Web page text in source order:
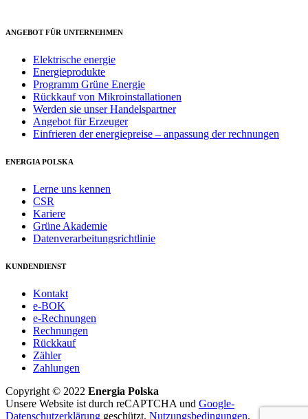
ANGEBOT FÜR UNTERNEHMEN
Elektrische energie
Energieprodukte
Programm Grüne Energie
Rückkauf von Mikroinstallationen
Werden sie unser Handelspartner
Angebot für Erzeuger
Einfrieren der energiepreise – anpassung der rechnungen
ENERGIA POLSKA
Lerne uns kennen
CSR
Kariere
Grüne Akademie
Datenverarbeitungsrichtlinie
KUNDENDIENST
Kontakt
e-BOK
e-Rechnungen
Rechnungen
Rückkauf
Zähler
Zahlungen
Copyright © 2022 Energia Polska
Unsere Website ist durch reCAPTCHA und Google-
Datenschutzerklärung geschützt. Nutzungsbedingungen.